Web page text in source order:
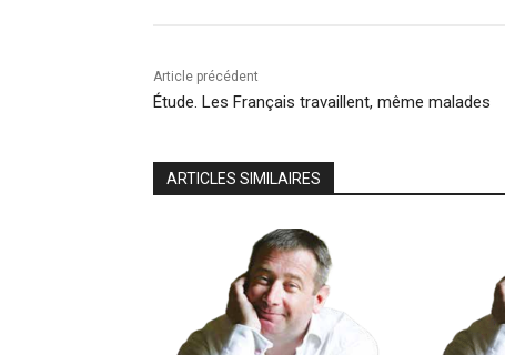
Article précédent
Étude. Les Français travaillent, même malades
ARTICLES SIMILAIRES